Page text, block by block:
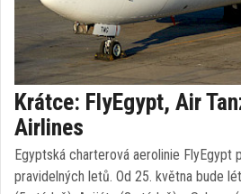
Krátce: FlyEgypt, Air
Airlines
Egyptská charterová aerolinie FlyEgypt
pravidelných letů. Od 25. května bude